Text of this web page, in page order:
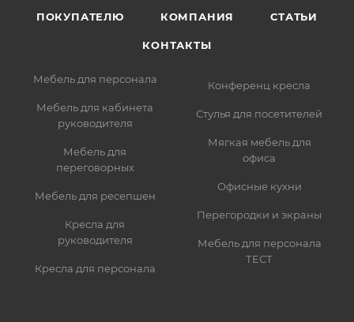
ПОКУПАТЕЛЮ КОМПАНИЯ СТАТЬИ
КОНТАКТЫ
Мебель для персонала
Мебель для кабинета
руководителя
Мебель для
переговорных
Мебель для ресепшен
Кресла для
руководителя
Кресла для персонала
Конференц кресла
Стулья для посетителей
Мягкая мебель для
офиса
Офисные кухни
Перегородки и экраны
Мебель для персонала
ТЕСТ